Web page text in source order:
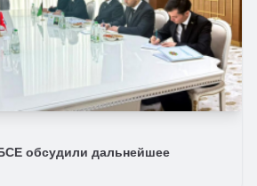
обсудили дальнейшее